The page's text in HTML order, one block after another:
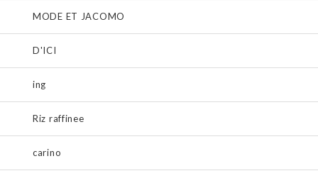
MODE ET JACOMO
D'ICI
ing
Riz raffinee
carino